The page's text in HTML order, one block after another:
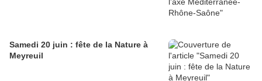
Samedi 20 juin : fête de la Nature à
Meyreuil